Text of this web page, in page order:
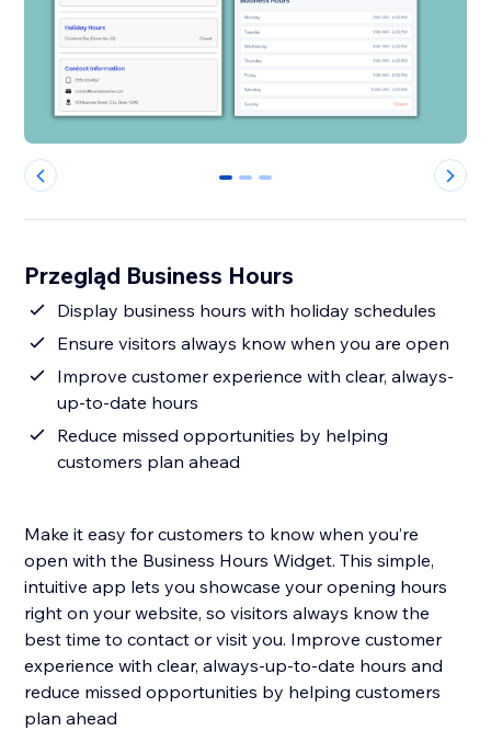
0 1 2
Przegląd Business Hours
Display business hours with holiday schedules
Ensure visitors always know when you are open
Improve customer experience with clear, always-
up-to-date hours
Reduce missed opportunities by helping
customers plan ahead
Make it easy for customers to know when you’re
open with the Business Hours Widget. This simple,
intuitive app lets you showcase your opening hours
right on your website, so visitors always know the
best time to contact or visit you. Improve customer
experience with clear, always-up-to-date hours and
reduce missed opportunities by helping customers
plan ahead